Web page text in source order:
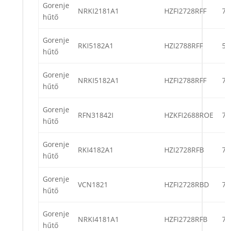
Gorenje
hűtő
NRKI2181A1 HZFI2728RFF
Gorenje
hűtő
RKI5182A1 HZI2788RFF
Gorenje
hűtő
NRKI5182A1 HZFI2788RFF
Gorenje
hűtő
RFN31842I HZKFI2688ROE
Gorenje
hűtő
RKI4182A1 HZI2728RFB
Gorenje
hűtő
VCN1821 HZFI2728RBD
Gorenje
hűtő
NRKI4181A1 HZFI2728RFB